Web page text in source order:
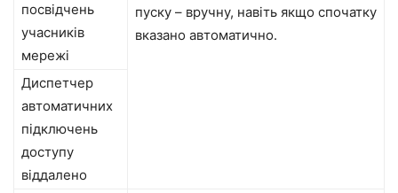
пуску – вручну, навіть якщо спочатку
вказано автоматично.
посвідчень
учасників
мережі
Диспетчер
автоматичних
підключень
доступу
віддалено